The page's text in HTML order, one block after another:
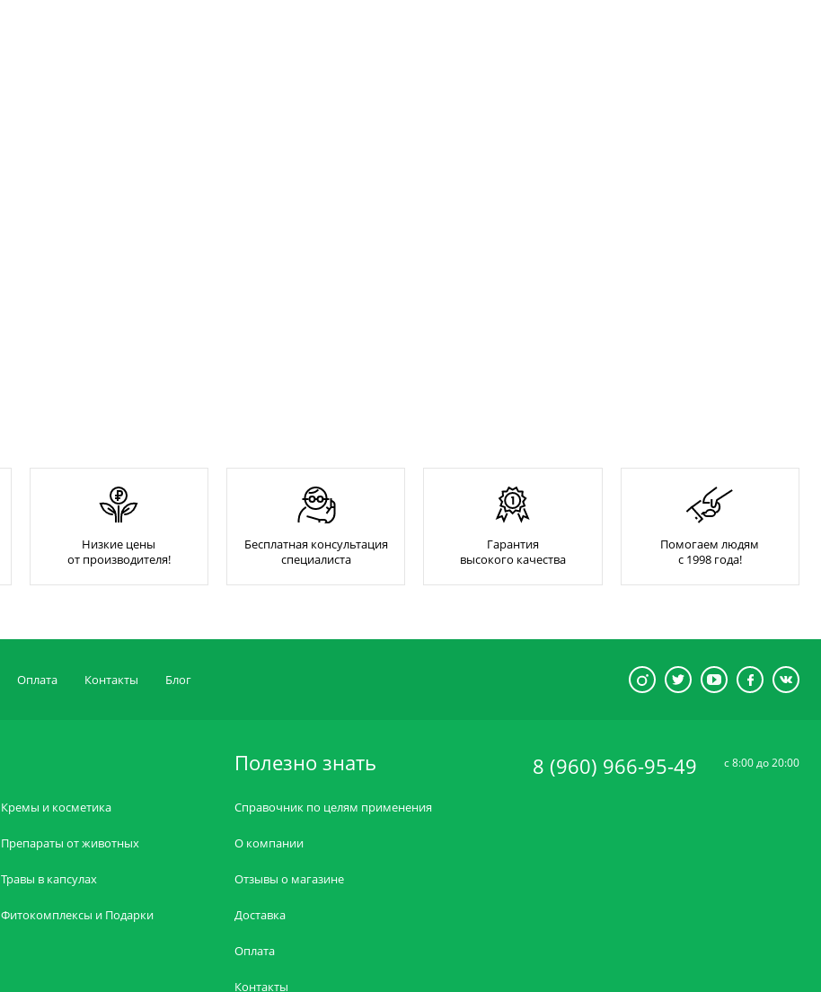
Низкие цены
от производителя!
Бесплатная консультация
специалиста
Гарантия
высокого качества
Помогаем людям
с 1998 года!
Оплата Контакты Блог
Кремы и косметика
Препараты от животных
Травы в капсулах
Фитокомплексы и Подарки
Полезно знать
Справочник по целям применения
О компании
Отзывы о магазине
Доставка
Оплата
Контакты
8 (960) 966-95-49 c 8:00 до 20:00